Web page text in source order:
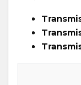
Grand Prix